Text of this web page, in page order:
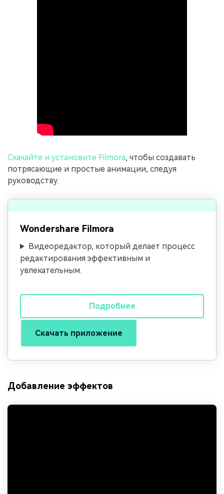
Скачайте и установите Filmora, чтобы создавать
потрясающие и простые анимации, следуя
руководству.
Wondershare Filmora
Видеоредактор, который делает процесс
редактирования эффективным и
увлекательным.
Подробнее
Скачать приложение
Добавление эффектов